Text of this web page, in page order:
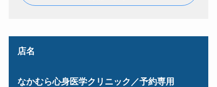
店名
なかむら心身医学クリニック／予約専用